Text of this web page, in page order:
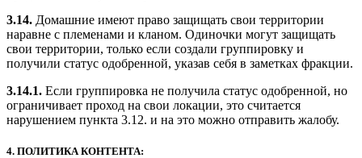
3.14. Домашние имеют право защищать свои территории
наравне с племенами и кланом. Одиночки могут защищать
свои территории, только если создали группировку и
получили статус одобренной, указав себя в заметках фракции.
3.14.1. Если группировка не получила статус одобренной, но
ограничивает проход на свои локации, это считается
нарушением пункта 3.12. и на это можно отправить жалобу.
4. ПОЛИТИКА КОНТЕНТА: